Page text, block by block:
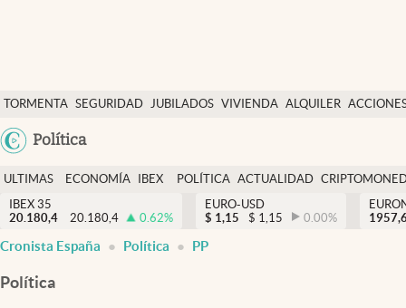
TORMENTA SEGURIDAD JUBILADOS VIVIENDA ALQUILER
USA
Política
Economía y finanzas
Política
Actualidad
Criptomonedas
España
ULTIMAS
NOTICIAS
ECONOMÍA
FINANZAS
IBEX
EURO
POLÍTICA ACTUALIDAD
IBEX 35
20.180,4
20.180,4 0.62%
EURO-USD
$ 1,15 $ 1,15 0.00%
Cronista España Política PP
Política